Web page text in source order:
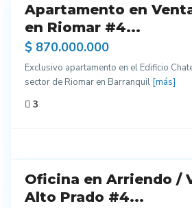
Apartamento en
en Riomar #4...
$ 870.000.000
Exclusivo apartamento en el Edificio
sector de Riomar en Barranquil [más]
3
Oficina en Arriendo /
Alto Prado #4...